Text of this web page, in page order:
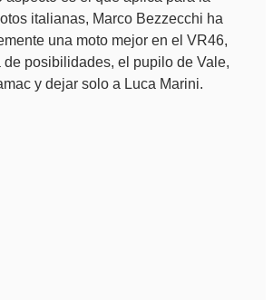
italianas, Marco Bezzecchi ha
una moto mejor en el VR46,
de posibilidades, el pupilo de Vale,
y dejar solo a Luca Marini.